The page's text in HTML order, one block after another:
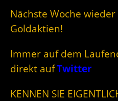
Nächste Woche
Goldaktien!
Immer auf dem
direkt aufTwitter
KENNEN SIE